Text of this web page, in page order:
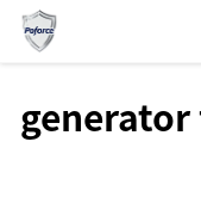
O Nas